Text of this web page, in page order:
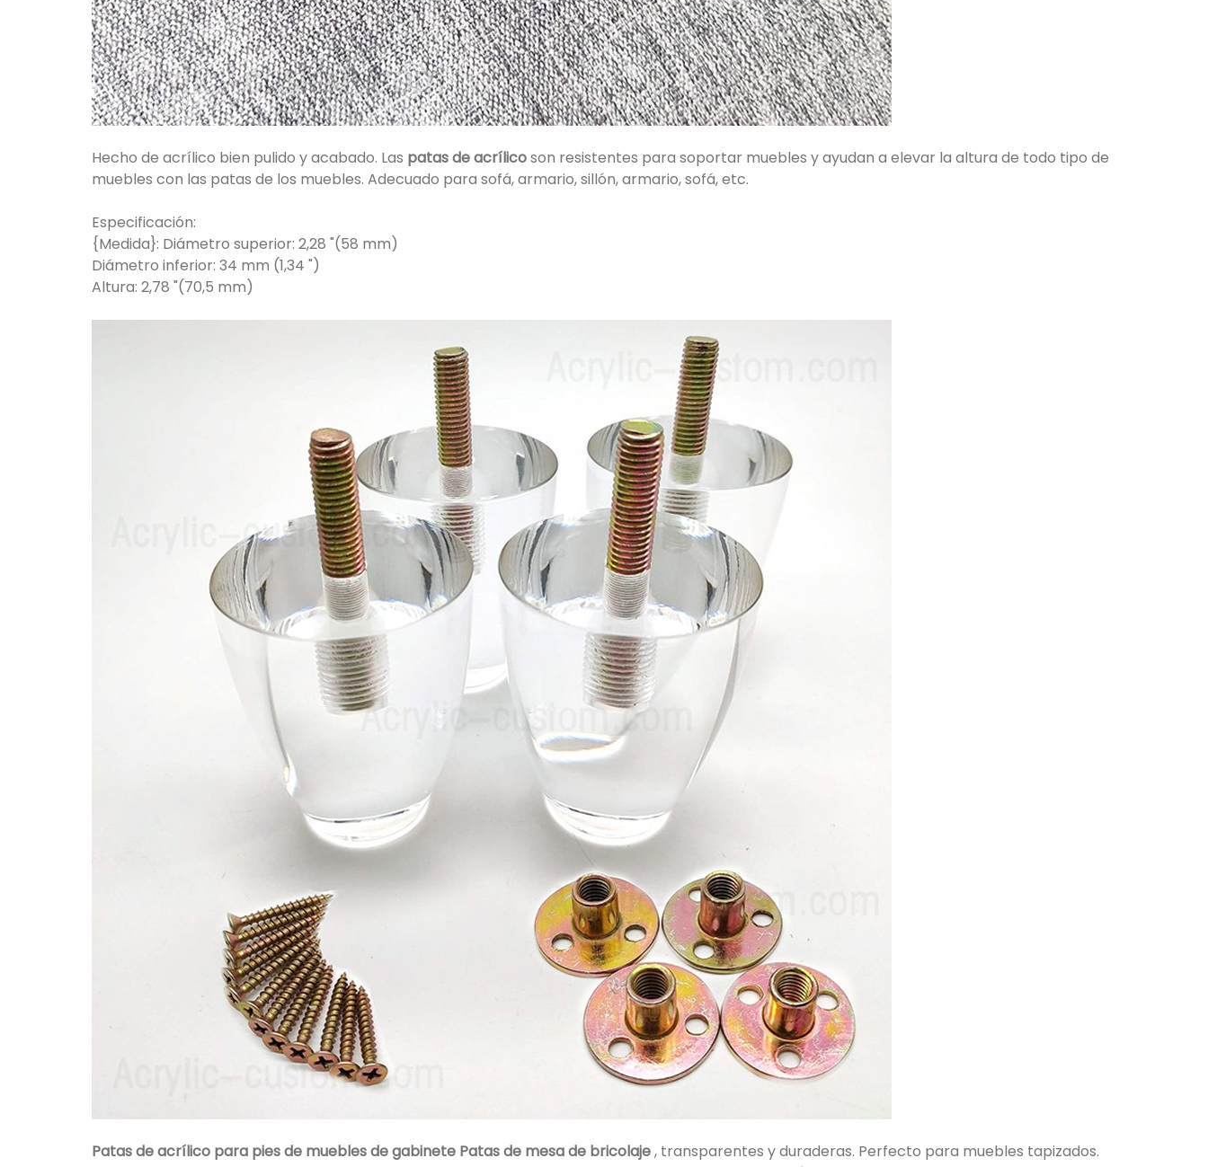
Hecho de acrílico bien pulido y acabado. Las patas de acrílicoson resistentes para soportar muebles y ayudan a elevar la altura de todo tipo de
muebles con las patas de los muebles. Adecuado para sofá, armario, sillón, armario, sofá, etc.
Especificación:
{Medida}: Diámetro superior: 2,28 "(58 mm)
Diámetro inferior: 34 mm (1,34 ")
Altura: 2,78 "(70,5 mm)
Patas de acrílico para pies de muebles de gabinete Patas de mesa de bricolaje, transparentes y duraderas. Perfecto para muebles tapizados.